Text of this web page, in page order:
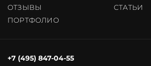
ОТЗЫВЫ
CТАТЬИ
ПОРТФОЛИО
+7 (495) 847-04-55